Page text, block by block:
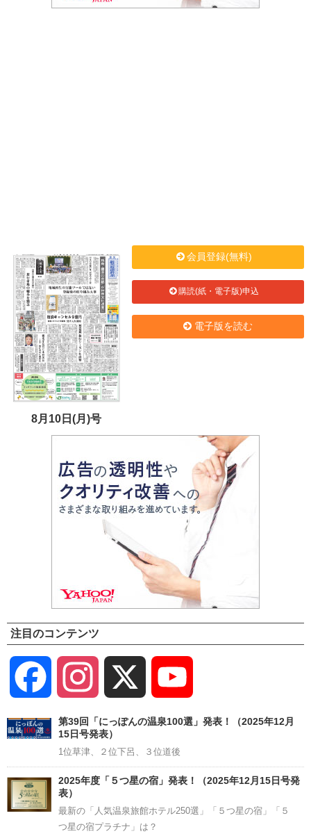
8月10日(月)号
会員登録(無料)
購読(紙・電子版)申込
電子版を読む
注目のコンテンツ
Facebook Instagram
Channel
第39回「にっぽんの温泉100選」発表！（2025年12月
15日号発表）
1位草津、２位下呂、３位道後
2025年度「５つ星の宿」発表！（2025年12月15日号発
表）
最新の「人気温泉旅館ホテル250選」「５つ星の宿」「５
つ星の宿プラチナ」は？